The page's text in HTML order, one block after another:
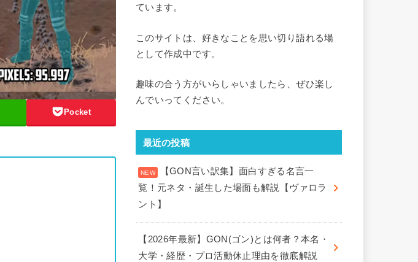
Pocket
ています。
このサイトは、好きなことを思い切り語れる場
として作成中です。
趣味の合う方がいらしゃいましたら、ぜひ楽し
んでいってください。
最近の投稿
【GON言い訳集】面白すぎる名言一
覧！元ネタ・誕生した場面も解説【ヴァロラ
ント】
【2026年最新】GON(ゴン)とは何者？本名・
大学・経歴・プロ活動休止理由を徹底解説